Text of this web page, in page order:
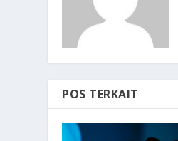
POS TERKAIT